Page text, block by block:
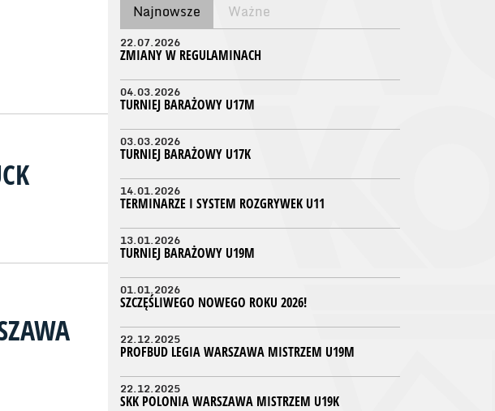
Najnowsze Ważne
22.07.2026
ZMIANY W REGULAMINACH
04.03.2026
TURNIEJ BARAŻOWY U17M
03.03.2026
TURNIEJ BARAŻOWY U17K
14.01.2026
TERMINARZE I SYSTEM ROZGRYWEK U11
13.01.2026
TURNIEJ BARAŻOWY U19M
01.01.2026
SZCZĘŚLIWEGO NOWEGO ROKU 2026!
22.12.2025
PROFBUD LEGIA WARSZAWA MISTRZEM U19M
22.12.2025
SKK POLONIA WARSZAWA MISTRZEM U19K